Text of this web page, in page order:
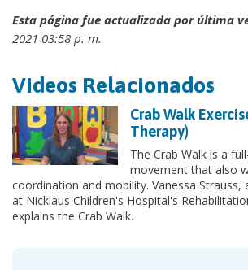
Esta página fue actualizada por última
2021 03:58 p. m.
Videos Relacionados
Crab Walk
Therapy)
The Crab Walk is a
movement that also
coordination and mobility. Vanessa Strauss,
at Nicklaus Children's Hospital's
explains the Crab Walk.